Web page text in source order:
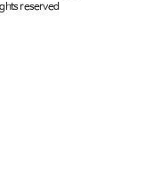
reserved